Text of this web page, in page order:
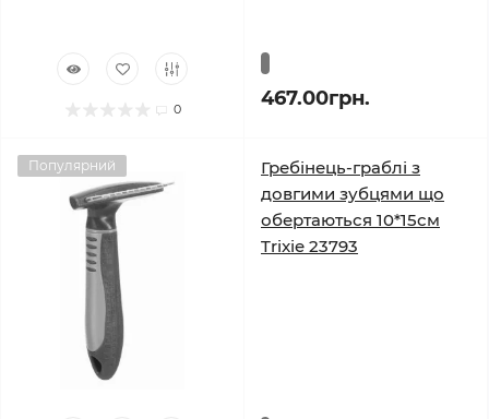
0 467.00грн.
Популярний
Гребінець-граблі з
довгими зубцями що
обертаються 10*15см
Trixie 23793